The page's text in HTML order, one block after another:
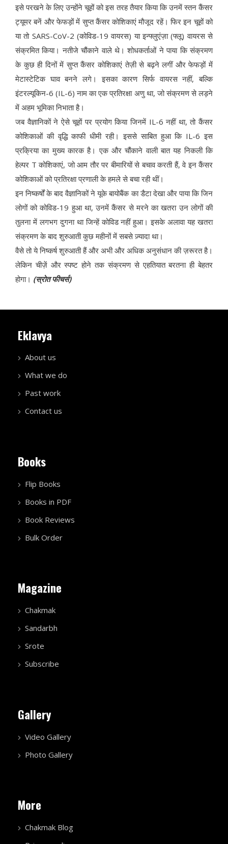
इसे परखने के लिए उन्होंने चूहों को इस तरह तैयार किया कि उनमें स्तन कैंसर
ट्यूमर बनें और फेफड़ों में सुप्त कैंसर कोशिकाएं मौजूद रहें। फिर इन चूहों को
या तो SARS-CoV-2 (कोविड-19 वायरस) या इन्फ्लुएंज़ा (फ्लू) वायरस से
संक्रमित किया। नतीजे चौंकाने वाले थे। शोधकर्ताओं ने पाया कि संक्रमण
के कुछ ही दिनों में सुप्त कैंसर कोशिकाएं तेज़ी से बढ़ने लगीं और फेफड़ों में
मेटास्टेटिक घाव बनने लगे। इसका कारण सिर्फ वायरस नहीं, बल्कि
इंटरल्यूकिन-6 (IL-6) नाम का एक प्रतिरक्षा अणु था, जो संक्रमण से लड़ने
में अहम भूमिका निभाता है।
जब वैज्ञानिकों ने ऐसे चूहों पर प्रयोग किया जिनमें IL-6 नहीं था, तो कैंसर
कोशिकाओं की वृद्धि काफी धीमी रही। इससे साबित हुआ कि IL-6 इस
प्रक्रिया का मुख्य कारक है। एक और चौंकाने वाली बात यह निकली कि
हेल्पर T कोशिकाएं, जो आम तौर पर बीमारियों से बचाव करती हैं, वे इन कैंसर
कोशिकाओं को प्रतिरक्षा प्रणाली के हमले से बचा रही थीं।
इन निष्कर्षों के बाद वैज्ञानिकों ने यूके बायोबैंक का डैटा देखा और पाया कि जिन
लोगों को कोविड-19 हुआ था, उनमें कैंसर से मरने का खतरा उन लोगों की
तुलना में लगभग दुगना था जिन्हें कोविड नहीं हुआ। इसके अलावा यह खतरा
संक्रमण के बाद शुरुआती कुछ महीनों में सबसे ज़्यादा था।
वैसे तो ये निष्कर्ष शुरुआती हैं और अभी और अधिक अनुसंधान की ज़रूरत है।
लेकिन चीज़ें और स्पष्ट होने तक संक्रमण से एहतियात बरतना ही बेहतर
होगा। (स्रोत फीचर्स)
Eklavya
About us
What we do
Past work
Contact us
Books
Flip Books
Books in PDF
Book Reviews
Bulk Order
Magazine
Chakmak
Sandarbh
Srote
Subscribe
Gallery
Video Gallery
Photo Gallery
More
Chakmak Blog